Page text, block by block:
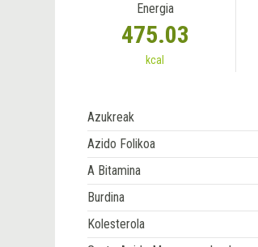
Energia
475.03
kcal
Azukreak
Azido Folikoa
A Bitamina
Burdina
Kolesterola